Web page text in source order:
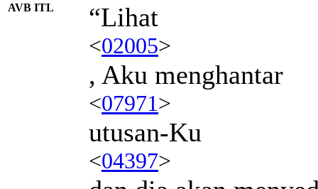
AVB ITL “Lihat
<02005>
, Aku menghantar
<07971>
utusan-Ku
<04397>